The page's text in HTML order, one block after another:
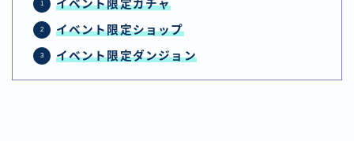
イベント限定ガチャ
イベント限定ショップ
イベント限定ダンジョン